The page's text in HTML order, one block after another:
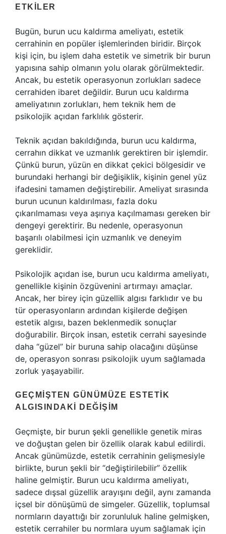
ETKILER
Bugün, burun ucu kaldırma ameliyatı, estetik
cerrahinin en popüler işlemlerinden biridir. Birçok
kişi için, bu işlem daha estetik ve simetrik bir burun
yapısına sahip olmanın yolu olarak görülmektedir.
Ancak, bu estetik operasyonun zorlukları sadece
cerrahiden ibaret değildir. Burun ucu kaldırma
ameliyatının zorlukları, hem teknik hem de
psikolojik açıdan farklılık gösterir.
Teknik açıdan bakıldığında, burun ucu kaldırma,
cerrahın dikkat ve uzmanlık gerektiren bir işlemdir.
Çünkü burun, yüzün en dikkat çekici bölgesidir ve
burundaki herhangi bir değişiklik, kişinin genel yüz
ifadesini tamamen değiştirebilir. Ameliyat sırasında
burun ucunun kaldırılması, fazla doku
çıkarılmaması veya aşırıya kaçılmaması gereken bir
dengeyi gerektirir. Bu nedenle, operasyonun
başarılı olabilmesi için uzmanlık ve deneyim
gereklidir.
Psikolojik açıdan ise, burun ucu kaldırma ameliyatı,
genellikle kişinin özgüvenini artırmayı amaçlar.
Ancak, her birey için güzellik algısı farklıdır ve bu
tür operasyonların ardından kişilerde değişen
estetik algısı, bazen beklenmedik sonuçlar
doğurabilir. Birçok insan, estetik cerrahi sayesinde
daha “güzel” bir buruna sahip olacağını düşünse
de, operasyon sonrası psikolojik uyum sağlamada
zorluk yaşayabilir.
GEÇMIŞTEN GÜNÜMÜZE ESTETIK
ALGISINDAKI DEĞIŞIM
Geçmişte, bir burun şekli genellikle genetik miras
ve doğuştan gelen bir özellik olarak kabul edilirdi.
Ancak günümüzde, estetik cerrahinin gelişmesiyle
birlikte, burun şekli bir “değiştirilebilir” özellik
haline gelmiştir. Burun ucu kaldırma ameliyatı,
sadece dışsal güzellik arayışını değil, aynı zamanda
içsel bir dönüşümü de simgeler. Güzellik, toplumsal
normların dayattığı bir zorunluluk haline gelmişken,
estetik cerrahiler bu normlara uyum sağlamak için